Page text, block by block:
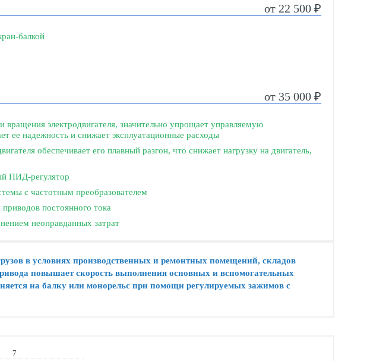
от 22 500 ₽
балкой
от 35 000 ₽
вращения электродвигателя, значительно упрощает управляемую
ее надежность и снижает эксплуатационные расходы
обеспечивает его плавный разгон, что снижает нагрузку на двигатель,
ПИД-регулятор
с частотным преобразователем
постоянного тока
неоправданных затрат
в условиях производственных и ремонтных помещений, складов
повышает скорость выполнения основных и вспомогательных
на балку или монорельс при помощи регулируемых зажимов с
7